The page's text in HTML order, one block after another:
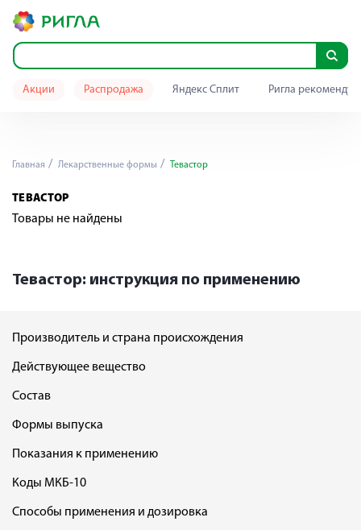
Акции Распродажа Яндекс Сплит Ригла
Главная Лекарственные формы Тевастор
ТЕВАСТОР
Товары не найдены
Тевастор: инструкция по применению
Производитель и страна происхождения
Действующее вещество
Состав
Формы выпуска
Показания к применению
Коды МКБ-10
Способы применения и дозировка